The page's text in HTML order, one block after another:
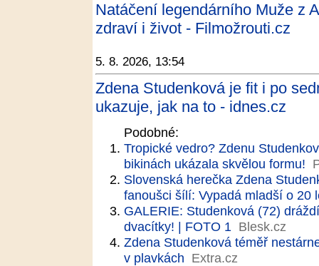
Natáčení legendárního Muže z
zdraví i život - Filmožrouti.cz
5. 8. 2026, 13:54
Zdena Studenková je fit i po
ukazuje, jak na to - idnes.cz
Podobné:
Tropické vedro? Zdenu
bikinách ukázala skvělou formu!
Slovenská herečka Zdena
fanoušci šílí: Vypadá mladší o 20
GALERIE: Studenková (72)
dvacítky! | FOTO 1 Blesk.cz
Zdena Studenková téměř
v plavkách Extra.cz